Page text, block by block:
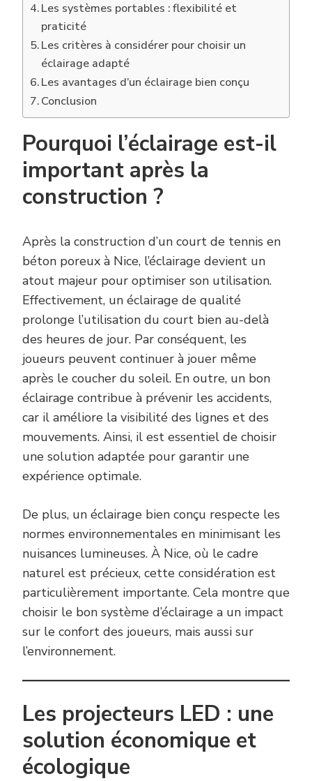
Les systèmes portables : flexibilité et
praticité
Les critères à considérer pour choisir un
éclairage adapté
Les avantages d’un éclairage bien conçu
Conclusion
Pourquoi l’éclairage est-il
important après la
construction ?
Après la construction d’un court de tennis en
béton poreux à Nice, l’éclairage devient un
atout majeur pour optimiser son utilisation.
Effectivement, un éclairage de qualité
prolonge l’utilisation du court bien au-delà
des heures de jour. Par conséquent, les
joueurs peuvent continuer à jouer même
après le coucher du soleil. En outre, un bon
éclairage contribue à prévenir les accidents,
car il améliore la visibilité des lignes et des
mouvements. Ainsi, il est essentiel de choisir
une solution adaptée pour garantir une
expérience optimale.
De plus, un éclairage bien conçu respecte les
normes environnementales en minimisant les
nuisances lumineuses. À Nice, où le cadre
naturel est précieux, cette considération est
particulièrement importante. Cela montre que
choisir le bon système d’éclairage a un impact
sur le confort des joueurs, mais aussi sur
l’environnement.
Les projecteurs LED : une
solution économique et
écologique